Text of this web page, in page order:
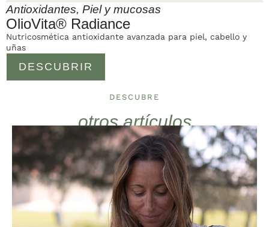
Antioxidantes, Piel y mucosas
OlioVita® Radiance
DESCUBRIR
Nutricosmética antioxidante avanzada para piel, cabello y
uñas
DESCUBRE
otros artículos